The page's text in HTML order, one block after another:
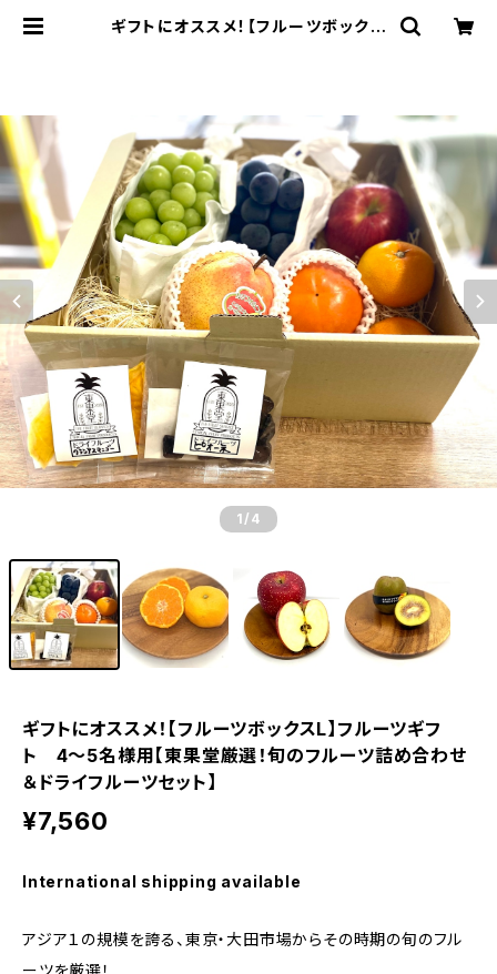
ギフトにオススメ！【フルーツボックス
フルーツ・無添加おやつ・低糖質おや
つ・無添加・低カロリー・低糖質
1 /4
ギフトにオススメ！【フルーツボックスL】フルーツギフ
ト 4〜5名様用【東果堂厳選！旬のフルーツ詰め合わせ
＆ドライフルーツセット】
¥7,560
International shipping available
アジア１の規模を誇る、東京・大田市場からその時期の旬のフル
ーツを厳選！